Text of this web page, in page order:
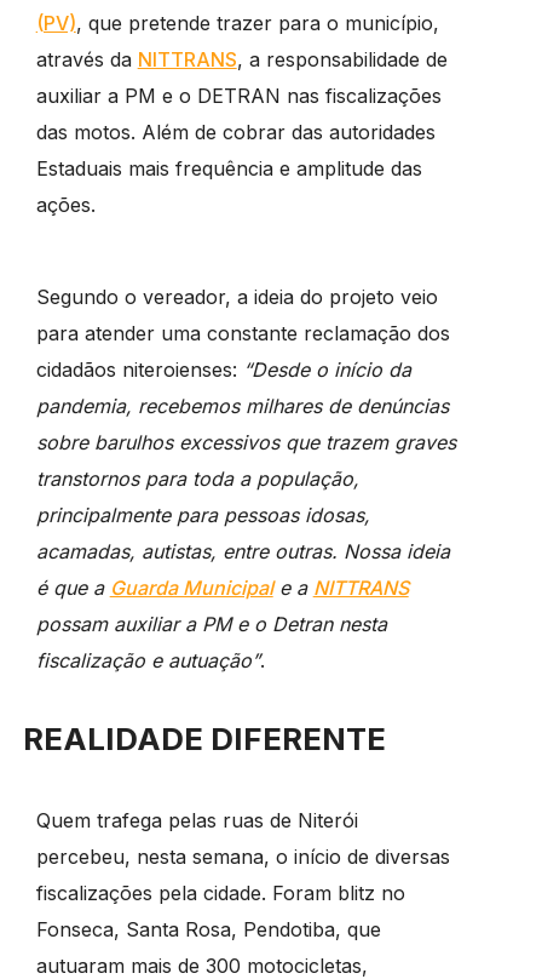
(PV), que pretende trazer para o município,
através da NITTRANS, a responsabilidade de
auxiliar a PM e o DETRAN nas fiscalizações
das motos. Além de cobrar das autoridades
Estaduais mais frequência e amplitude das
ações.
Segundo o vereador, a ideia do projeto veio
para atender uma constante reclamação dos
cidadãos niteroienses: “Desde o início da
pandemia, recebemos milhares de denúncias
sobre barulhos excessivos que trazem graves
transtornos para toda a população,
principalmente para pessoas idosas,
acamadas, autistas, entre outras. Nossa ideia
é que a Guarda Municipale a NITTRANS
possam auxiliar a PM e o Detran nesta
fiscalização e autuação”.
REALIDADE DIFERENTE
Quem trafega pelas ruas de Niterói
percebeu, nesta semana, o início de diversas
fiscalizações pela cidade. Foram blitz no
Fonseca, Santa Rosa, Pendotiba, que
autuaram mais de 300 motocicletas,